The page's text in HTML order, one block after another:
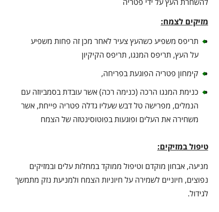
מזיקים לצמח:
תריפס משפיע כשהעץ צעיר לאחר מכן זה פחות משפיע
על העץ, תריפס המנגו, תריפס הקיקיון
קימחון פטריה הפוגעת בפריחה,
כנימת המנגו הרכה (כנימה רכה) אשר עובדת בסמביוזה עם
הנמלים, מפרישה טל דבש שעליו גדלה פטריה פייחת, אשר
משחירה את העלים ופוגעות בפוטוסינטזה של הצמח
טיפול במזיקים:
מניעה, אבחון מוקדם וטיפול ממוקד במחלות עלים ובמזיקים
נפוצים, חיוניים לשמירה על חיוניות הצמח ולמניעת נזק מתמשך
לגידול.